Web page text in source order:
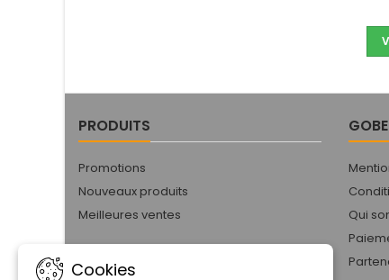
PRODUITS
Promotions
Nouveaux produits
Meilleures ventes
Qui
Cookies